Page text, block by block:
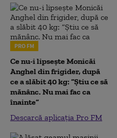
PRO FM
Ce nu-i lipsește Monicăi
Anghel din frigider, după
ce a slăbit 40 kg: “Știu ce să
mănânc. Nu mai fac ca
înainte”
Descarcă aplicația Pro FM